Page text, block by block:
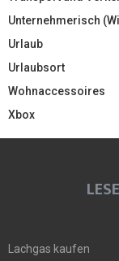
Unternehmerisch
Urlaub
Urlaubsort
Wohnaccessoires
Xbox
Lachgas kaufen